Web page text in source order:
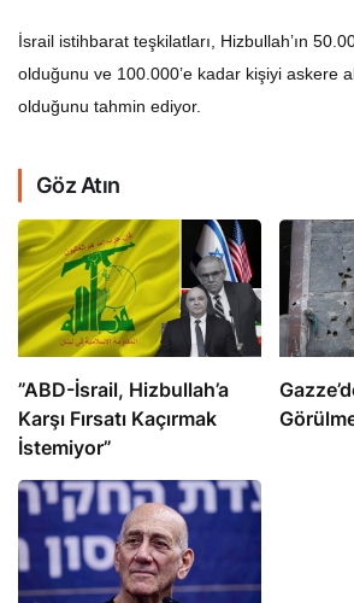
İsrail istihbarat teşkilatları, Hizbullah’ın
olduğunu ve 100.000’e kadar kişiyi askere
olduğunu tahmin ediyor.
Göz Atın
​​​​​​​”ABD-İsrail, Hizbullah’a
Karşı Fırsatı Kaçırmak
İstemiyor”